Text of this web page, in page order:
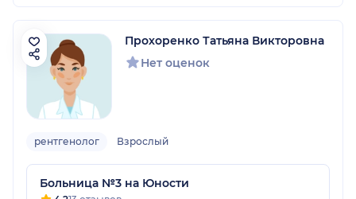
Прохоренко Татьяна Викторовна
Нет оценок
рентгенолог Взрослый
Больница №3 на Юности